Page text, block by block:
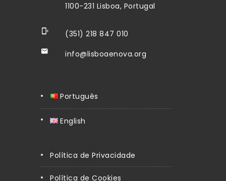
1100-231 Lisboa, Portugal
(351) 218 847 010
info@lisboaenova.org
Português
English
Política de Privacidade
Política de Cookies